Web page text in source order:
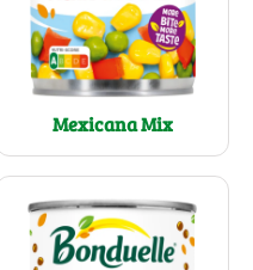
Mexicana Mix